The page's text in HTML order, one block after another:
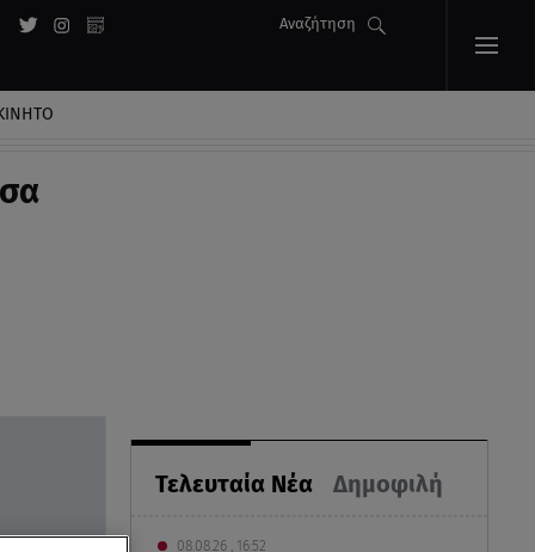
Αναζήτηση
Τελευταία Νέα Δημοφιλή
08.08.26 , 16:52